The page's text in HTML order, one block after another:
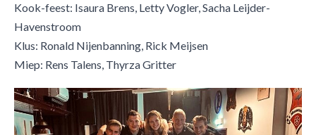
Kook-feest: Isaura Brens, Letty Vogler, Sacha Leijder-
Havenstroom
Klus: Ronald Nijenbanning, Rick Meijsen
​Miep: Rens Talens, Thyrza Gritter